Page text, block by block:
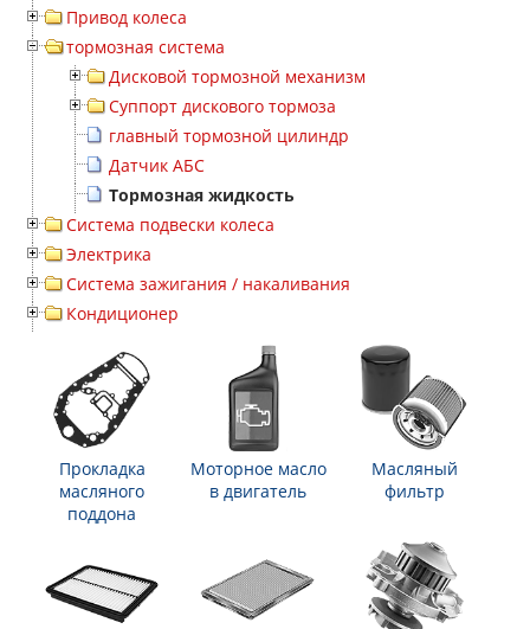
Привод колеса
тормозная система
Дисковой тормозной механизм
Суппорт дискового тормоза
главный тормозной цилиндр
Датчик АБС
Тормозная жидкость
Система подвески колеса
Электрика
Система зажигания / накаливания
Кондиционер
Прокладка
масляного
поддона
Моторное масло
в двигатель
Масляный
фильтр